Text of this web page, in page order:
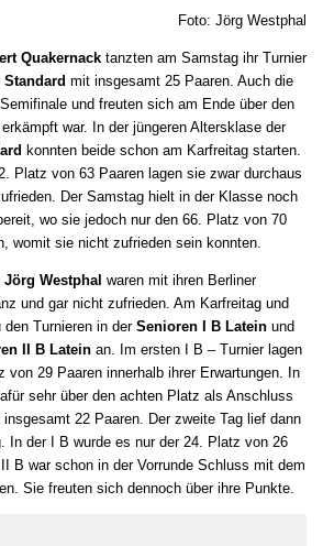
Foto: Jörg Westphal
Quakernacktanzten am Samstag ihr Turnier
mit insgesamt 25 Paaren. Auch die
und freuten sich am Ende über den
war. In der jüngeren Altersklase der
konnten beide schon am Karfreitag starten.
Platz von 63 Paaren lagen sie zwar durchaus
Der Samstag hielt in der Klasse noch
wo sie jedoch nur den 66. Platz von 70
womit sie nicht zufrieden sein konnten.
Westphal waren mit ihren Berliner
und gar nicht zufrieden. Am Karfreitag und
Turnieren in der Senioren I B Lateinund
II B Latein an. Im ersten I B – Turnier lagen
von 29 Paaren innerhalb ihrer Erwartungen. In
sehr über den achten Platz als Anschluss
22 Paaren. Der zweite Tag lief dann
In der I B wurde es nur der 24. Platz von 26
B war schon in der Vorrunde Schluss mit dem
Sie freuten sich dennoch über ihre Punkte.